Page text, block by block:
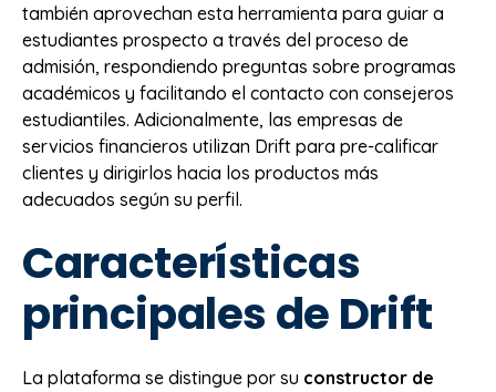
también aprovechan esta herramienta para guiar a
estudiantes prospecto a través del proceso de
admisión, respondiendo preguntas sobre programas
académicos y facilitando el contacto con consejeros
estudiantiles. Adicionalmente, las empresas de
servicios financieros utilizan Drift para pre-calificar
clientes y dirigirlos hacia los productos más
adecuados según su perfil.
Características
principales de Drift
La plataforma se distingue por su constructor de